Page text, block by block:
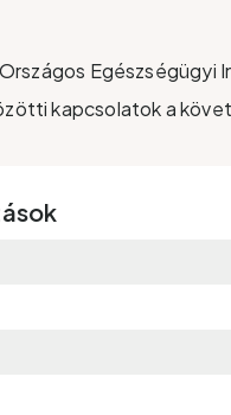
Egészségügyi
kapcsolatok a